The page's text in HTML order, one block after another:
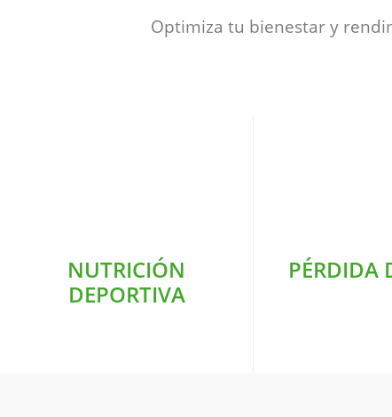
Optimiza tu bienestar y
NUTRICIÓN
DEPORTIVA
PÉRDIDA